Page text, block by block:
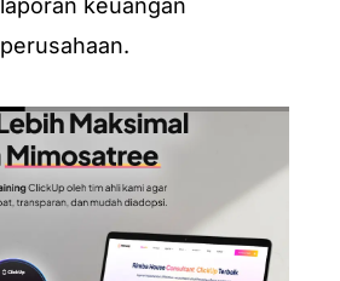
perusahaan.